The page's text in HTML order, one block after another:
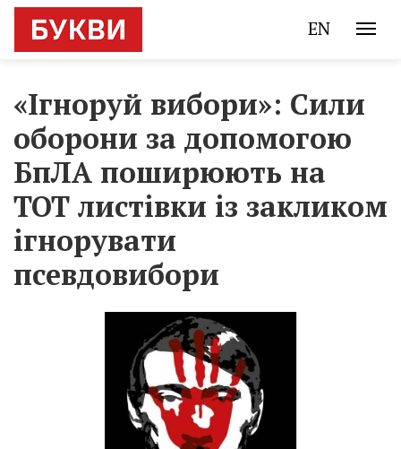
EN
«Ігноруй вибори»: Сили
оборони за допомогою
БпЛА поширюють на
ТОТ листівки із закликом
ігнорувати
псевдовибори